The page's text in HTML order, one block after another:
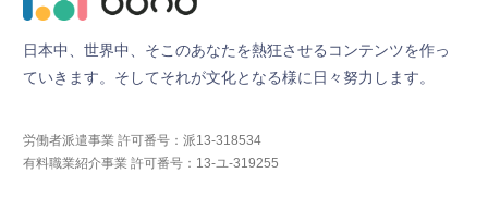
日本中 、世界中 そこのあなたを熱狂させる コ ンテンツを作っ
ていき ます。 そ してそれが文化と なる様に 日 々 努力 し ます。
労働者派遣事業 許可番号：派13-318534
有料職業紹介事業 許可番号：13-ユ-319255